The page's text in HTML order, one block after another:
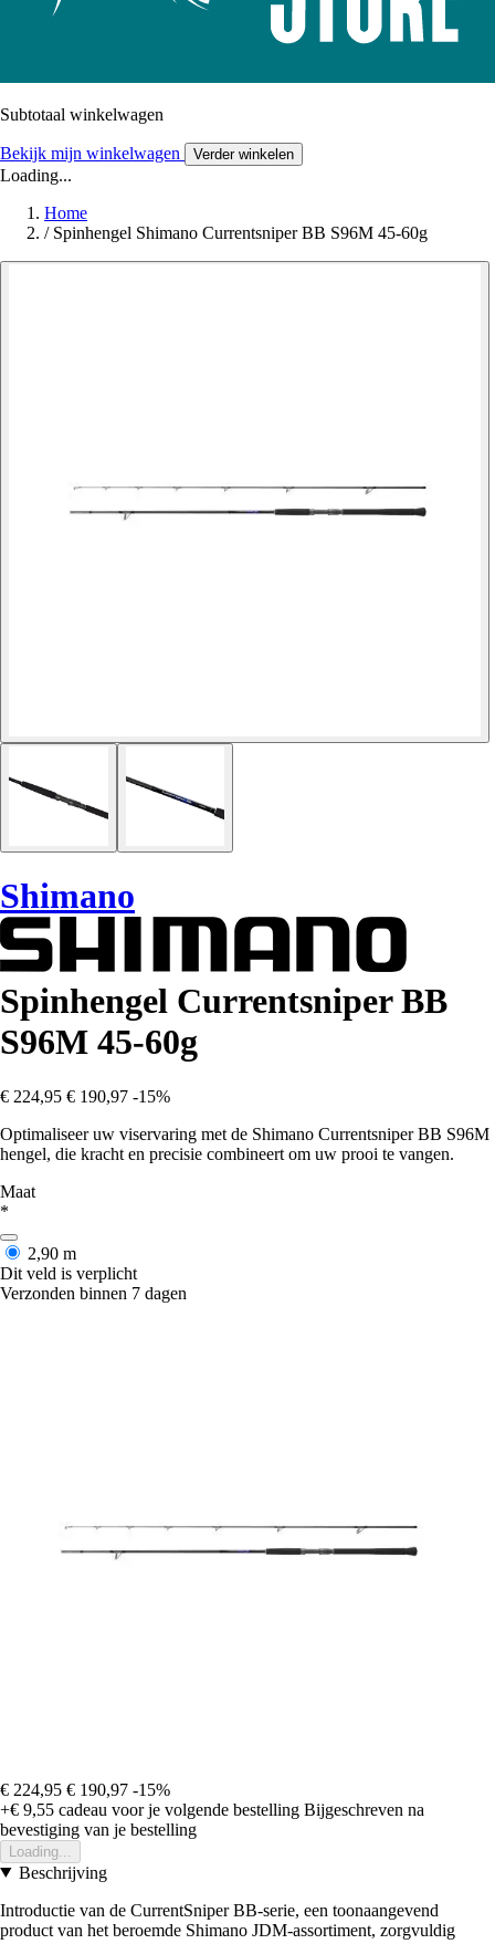
Subtotaal winkelwagen
Bekijk mijn winkelwagen Verder winkelen
Loading...
Home
/ Spinhengel Shimano Currentsniper BB S96M 45-60g
Shimano
Spinhengel Currentsniper BB
S96M 45-60g
€ 224,95 € 190,97 -15%
Optimaliseer uw viservaring met de Shimano Currentsniper BB S96M
hengel, die kracht en precisie combineert om uw prooi te vangen.
Maat
*
2,90 m
Dit veld is verplicht
Verzonden binnen 7 dagen
€ 224,95 € 190,97 -15%
+€ 9,55 cadeau voor je volgende bestelling Bijgeschreven na
bevestiging van je bestelling
Loading...
Beschrijving
Introductie van de CurrentSniper BB-serie, een toonaangevend
product van het beroemde Shimano JDM-assortiment, zorgvuldig